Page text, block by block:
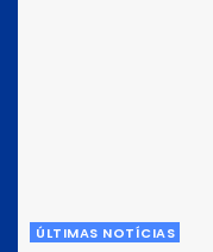
ÚLTIMAS NOTÍCIAS